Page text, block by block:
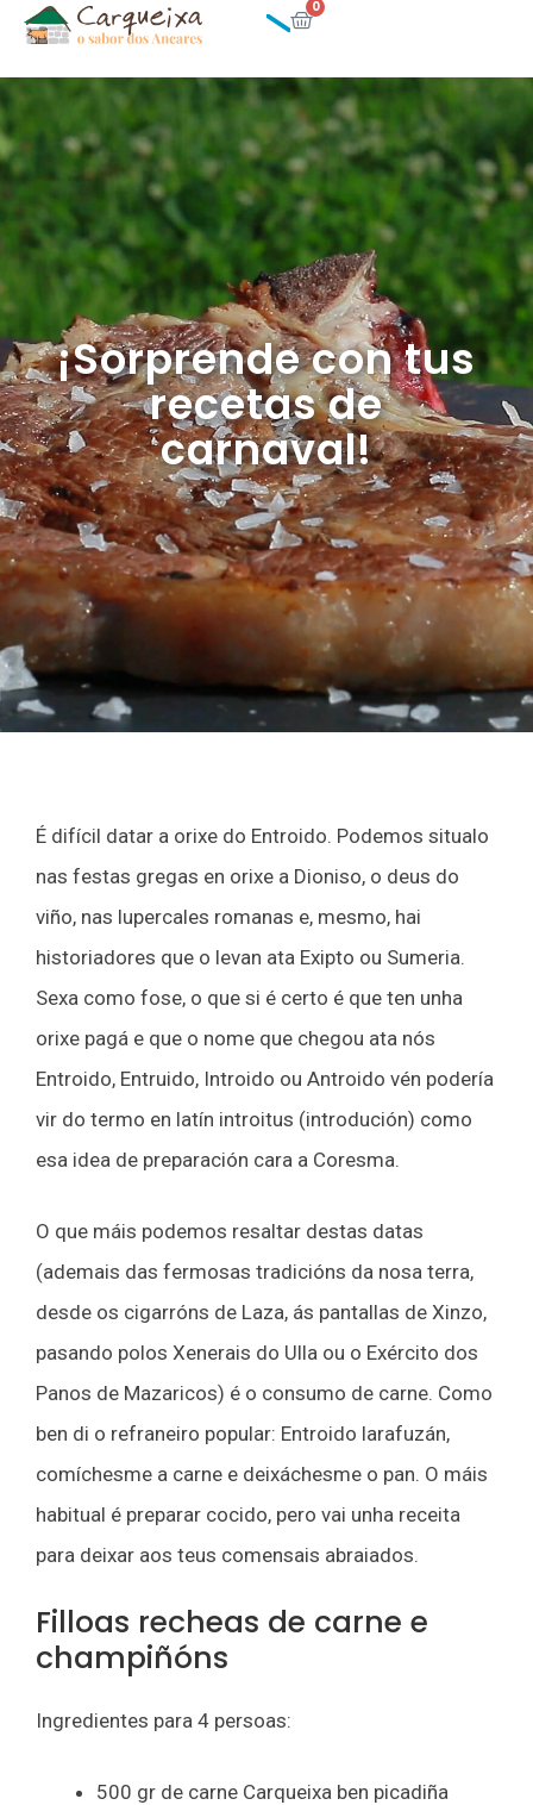
0
¡Sorprende con tus
recetas de
carnaval!
É difícil datar a orixe do Entroido. Podemos situalo
nas festas gregas en orixe a Dioniso, o deus do
viño, nas lupercales romanas e, mesmo, hai
historiadores que o levan ata Exipto ou Sumeria.
Sexa como fose, o que si é certo é que ten unha
orixe pagá e que o nome que chegou ata nós
Entroido, Entruido, Introido ou Antroido vén podería
vir do termo en latín introitus (introdución) como
esa idea de preparación cara a Coresma.
O que máis podemos resaltar destas datas
(ademais das fermosas tradicións da nosa terra,
desde os cigarróns de Laza, ás pantallas de Xinzo,
pasando polos Xenerais do Ulla ou o Exército dos
Panos de Mazaricos) é o consumo de carne. Como
ben di o refraneiro popular: Entroido larafuzán,
comíchesme a carne e deixáchesme o pan. O máis
habitual é preparar cocido, pero vai unha receita
para deixar aos teus comensais abraiados.
Filloas recheas de carne e
champiñóns
Ingredientes para 4 persoas:
500 gr de carne Carqueixa ben picadiña